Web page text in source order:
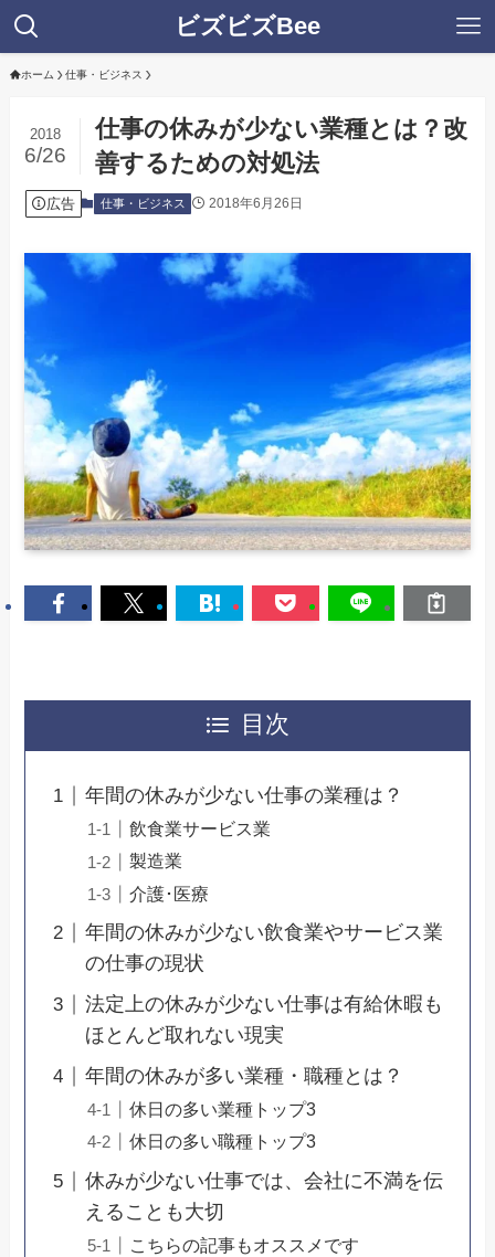
ビズビズBee
ホーム 仕事・ビジネス
仕事の休みが少ない業種とは？改
善するための対処法
2018
6/26
広告 仕事・ビジネス 2018年6月26日
目次
年間の休みが少ない仕事の業種は？
飲食業サービス業
製造業
介護･医療
年間の休みが少ない飲食業やサービス業
の仕事の現状
法定上の休みが少ない仕事は有給休暇も
ほとんど取れない現実
年間の休みが多い業種・職種とは？
休日の多い業種トップ3
休日の多い職種トップ3
休みが少ない仕事では、会社に不満を伝
えることも大切
こちらの記事もオススメです